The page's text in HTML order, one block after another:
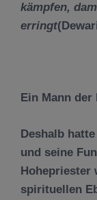
kämpfen,
erringt
Ein Mann der
Deshalb
und seine
Hohepriester
spirituellen